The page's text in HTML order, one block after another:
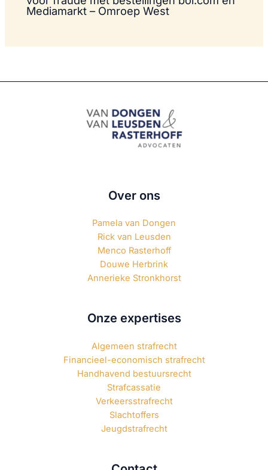
Mediamarkt – Omroep West
Over ons
Pamela van Dongen
Rick van Leusden
Menco Rasterhoff
Douwe Herbrink
Annerieke Stronkhorst
Onze expertises
Algemeen strafrecht
Financieel-economisch strafrecht
Handhavend bestuursrecht
Strafcassatie
Verkeersstrafrecht
Slachtoffers
Jeugdstrafrecht